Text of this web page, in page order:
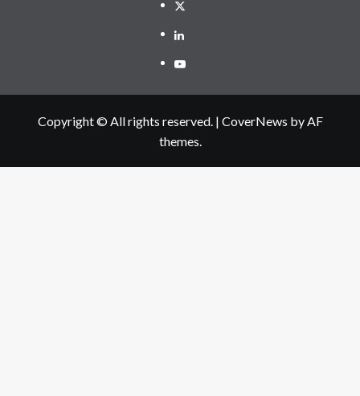
Twitter
Linkedin
Youtube
Copyright © All rights reserved. | CoverNews by AF
themes.